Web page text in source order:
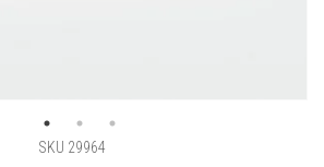
SKU 29964